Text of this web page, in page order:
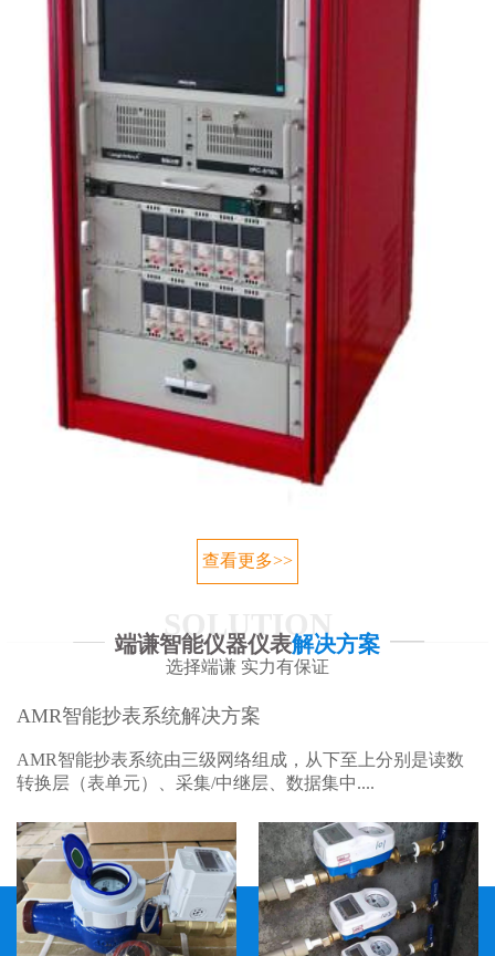
查看更多>>
SOLUTION
端谦智能仪器仪表解决方案
选择端谦 实力有保证
AMR智能抄表系统解决方案
AMR智能抄表系统由三级网络组成，从下至上分别是读数
转换层（表单元）、采集/中继层、数据集中....